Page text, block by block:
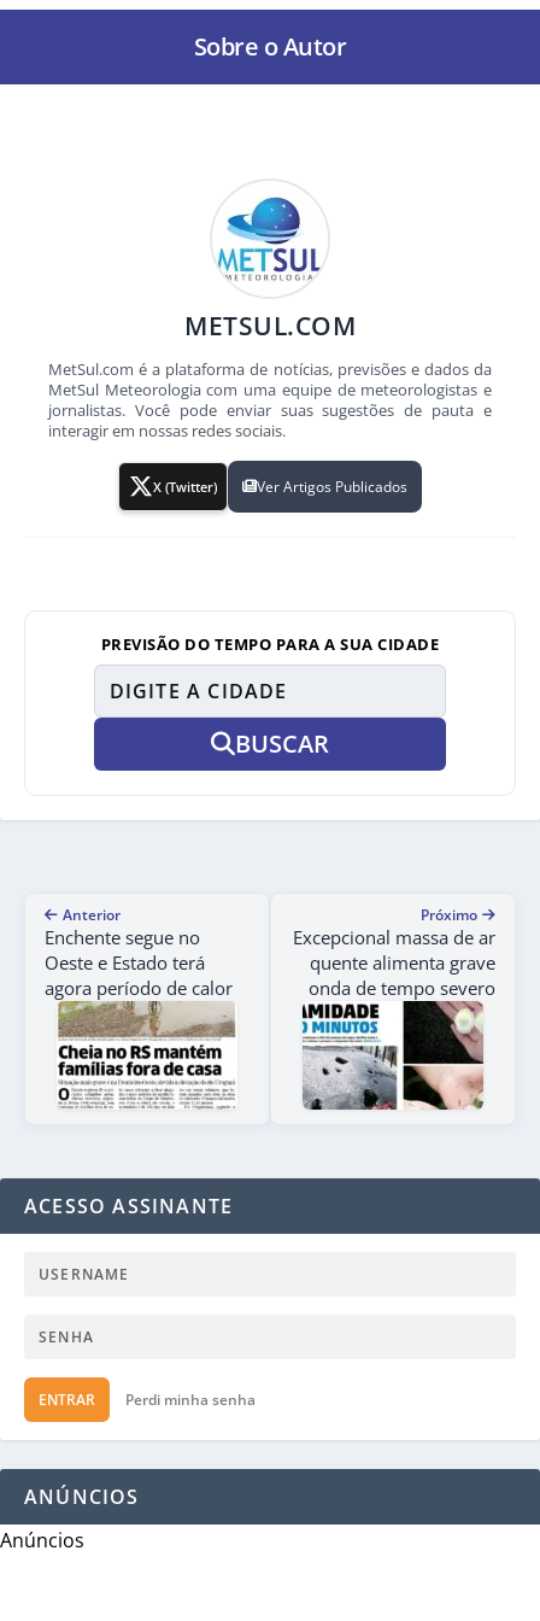
Sobre o Autor
METSUL.COM
MetSul.com é a plataforma de notícias, previsões e dados da
MetSul Meteorologia com uma equipe de meteorologistas e
jornalistas. Você pode enviar suas sugestões de pauta e
interagir em nossas redes sociais.
X (Twitter) Ver Artigos Publicados
PREVISÃO DO TEMPO PARA A SUA CIDADE
BUSCAR
Anterior
Enchente segue no
Oeste e Estado terá
agora período de calor
Próximo
Excepcional massa de ar
quente alimenta grave
onda de tempo severo
ACESSO ASSINANTE
ENTRAR Perdi minha senha
ANÚNCIOS
Anúncios